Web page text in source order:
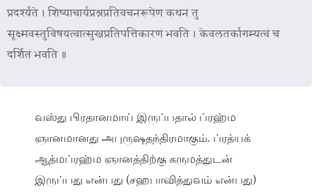
प्रदर्श्यते । शिष्याचार्यप्रश्नप्रतिवचनरूपेण कथनं तु
सूक्ष्मवस्तुविषयत्वात्सुखप्रतिपत्तिकारणं भवति । केवलतर्कागम्यत्वं च
दर्शितं भवति ॥
வஸ்து பிரதானமாய் இருப்பதால் ப்ரஹ்ம
ஞானமானது அபுருஷதந்திரமாகும். ப்ரத்யக்
ஆத்மப்ரஹ்ம ஞானத்திற்கு கருமத்துடன்
இருப்பது என்பது (சஹபாவித்துவம் என்பது)